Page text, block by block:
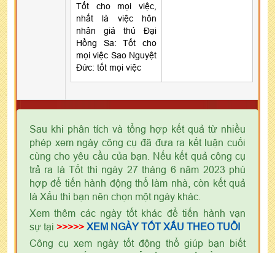
Tốt cho mọi việc,
nhất là việc hôn
nhân giá thú Đại
Hồng Sa: Tốt cho
mọi việc Sao Nguyệt
Đức: tốt mọi việc
Sau khi phân tích và tổng hợp kết quả từ nhiều
phép xem ngày công cụ đã đưa ra kết luận cuối
cùng cho yêu cầu của bạn. Nếu kết quả công cụ
trả ra là Tốt thì ngày 27 tháng 6 năm 2023 phù
hợp để tiến hành động thổ làm nhà, còn kết quả
là Xấu thì bạn nên chọn một ngày khác.
Xem thêm các ngày tốt khác để tiến hành vạn
sự tại >>>>> XEM NGÀY TỐT XẤU THEO TUỔI
Công cụ xem ngày tốt động thổ giúp bạn biết